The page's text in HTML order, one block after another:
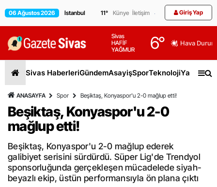
06 Ağustos 2026 11° Künye İletişim Giriş Yap
Sivas
HAFİF
YAĞMUR
6° Hava
Sivas HaberleriGündemAsayişSporTeknolojiYaşam
ANASAYFA Spor Beşiktaş, Konyaspor'u 2-0 mağlup etti!
Beşiktaş, Konyaspor'u 2-0
mağlup etti!
Beşiktaş, Konyaspor'u 2-0 mağlup ederek
galibiyet serisini sürdürdü. Süper Lig'de Trendyol
sponsorluğunda gerçekleşen mücadelede siyah-
beyazlı ekip, üstün performansıyla ön plana çıktı